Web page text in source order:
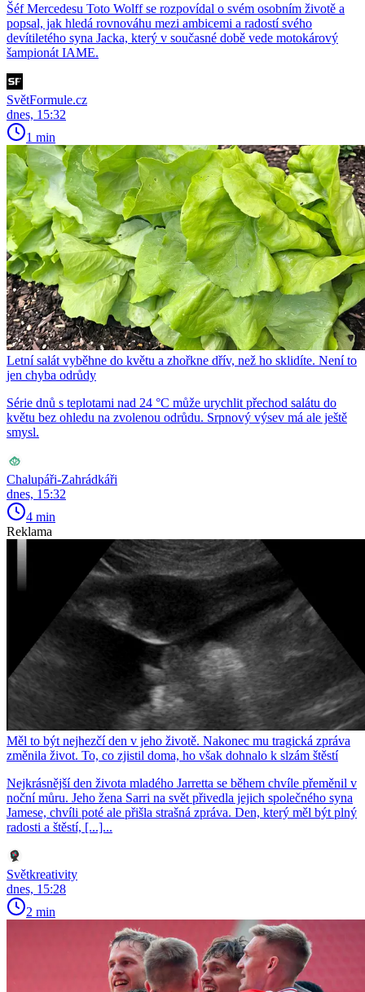
Šéf Mercedesu Toto Wolff se rozpovídal o svém osobním životě a
popsal, jak hledá rovnováhu mezi ambicemi a radostí svého
devítiletého syna Jacka, který v současné době vede motokárový
šampionát IAME.
SvětFormule.cz
dnes, 15:32
1 min
Letní salát vyběhne do květu a zhořkne dřív, než ho sklidíte. Není to
jen chyba odrůdy
Série dnů s teplotami nad 24 °C může urychlit přechod salátu do
květu bez ohledu na zvolenou odrůdu. Srpnový výsev má ale ještě
smysl.
Chalupáři-Zahrádkáři
dnes, 15:32
4 min
Reklama
Měl to být nejhezčí den v jeho životě. Nakonec mu tragická zpráva
změnila život. To, co zjistil doma, ho však dohnalo k slzám štěstí
Nejkrásnější den života mladého Jarretta se během chvíle přeměnil v
noční můru. Jeho žena Sarri na svět přivedla jejich společného syna
Jamese, chvíli poté ale přišla strašná zpráva. Den, který měl být plný
radosti a štěstí, [...]...
Světkreativity
dnes, 15:28
2 min